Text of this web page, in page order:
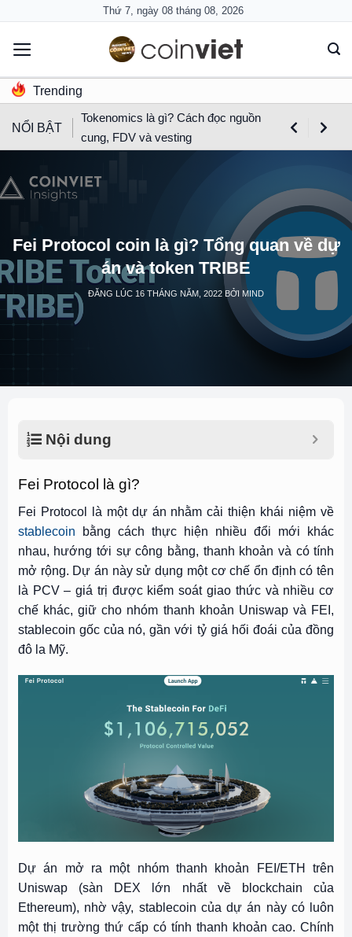
content
Thứ 7, ngày 08 tháng 08, 2026
Trending
NỔI BẬT
Tokenomics là gì? Cách đọc nguồn
cung, FDV và vesting
Fei Protocol coin là gì? Tổng quan về dự
án và token TRIBE
ĐĂNG LÚC 16 THÁNG NĂM, 2022 BỞI MIND
Nội dung
Fei Protocol là gì?
Fei Protocol là một dự án nhằm cải thiện khái niệm về
stablecoin bằng cách thực hiện nhiều đổi mới khác
nhau, hướng tới sự công bằng, thanh khoản và có tính
mở rộng. Dự án này sử dụng một cơ chế ổn định có tên
là PCV – giá trị được kiểm soát giao thức và nhiều cơ
chế khác, giữ cho nhóm thanh khoản Uniswap và FEI,
stablecoin gốc của nó, gần với tỷ giá hối đoái của đồng
đô la Mỹ.
Dự án mở ra một nhóm thanh khoản FEI/ETH trên
Uniswap (sàn DEX lớn nhất về blockchain của
Ethereum), nhờ vậy, stablecoin của dự án này có luôn
một thị trường thứ cấp có tính thanh khoản cao. Chính